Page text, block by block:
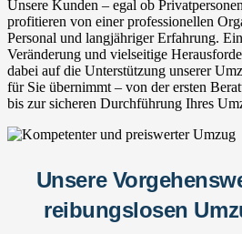
Unsere Kunden – egal ob
profitieren von einer professionellen
Personal und langjähriger Erfahrung.
Veränderung und vielseitige
dabei auf die Unterstützung unserer
für Sie übernimmt – von der ersten
bis zur sicheren Durchführung Ihres
Unsere
reibungslosen